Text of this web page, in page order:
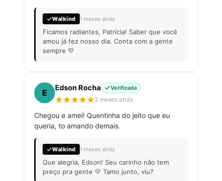
Walkind 1 meses atrás
Ficamos radiantes, Patrícia! Saber que você
amou já fez nosso dia. Conta com a gente
sempre 💛
E
Edson Rocha Verificada
2 meses atrás
Chegou e amei! Quentinha do jeito que eu
queria, to amando demais.
Walkind 1 meses atrás
Que alegria, Edson! Seu carinho não tem
preço pra gente 💛 Tamo junto, viu?